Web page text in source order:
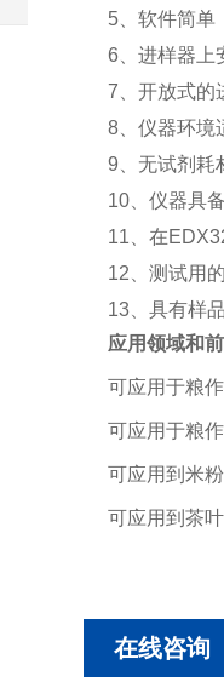
5、软件简单
6、进样器上
7、开放式的
8、仪器环境
9、无试剂耗
10、仪器具
11、在
12、测试用
13、具有样
应用领域和
可应用于粮
可应用于粮
可应用到米
可应用到茶
在线咨询